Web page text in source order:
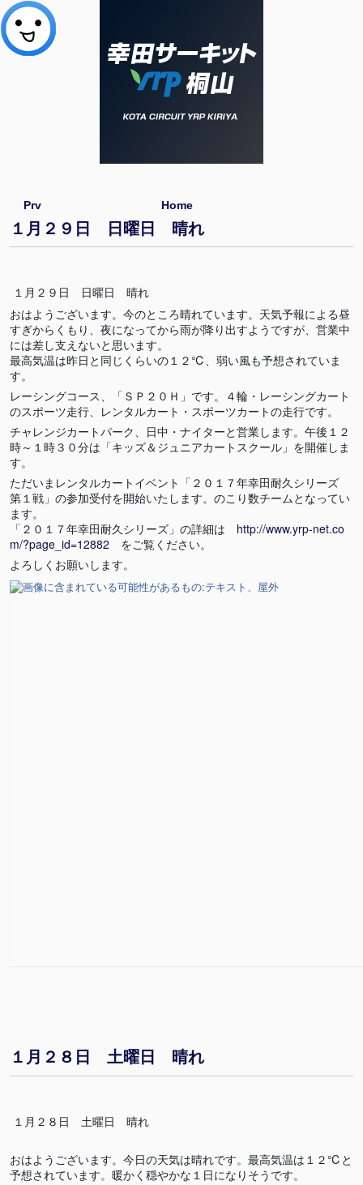
Prv Home
１月２９日 日曜日 晴れ
１月２９日 日曜日 晴れ
おはようございます。今のところ晴れています。天気予報による昼
すぎからくもり、夜になってから雨が降り出すようですが、営業中
には差し支えないと思います。
最高気温は昨日と同じくらいの１２℃、弱い風も予想されていま
す。
レーシングコース、「ＳＰ２０Ｈ」です。４輪・レーシングカート
のスポーツ走行、レンタルカート・スポーツカートの走行です。
チャレンジカートパーク、日中・ナイターと営業します。午後１２
時～１時３０分は「キッズ＆ジュニアカートスクール」を開催しま
す。
ただいまレンタルカートイベント「２０１７年幸田耐久シリーズ
第１戦」の参加受付を開始いたします。のこり数チームとなってい
ます。
「２０１７年幸田耐久シリーズ」の詳細は http://www.yrp-net.co
m/?page_id=12882 をご覧ください。
よろしくお願いします。
１月２８日 土曜日 晴れ
１月２８日 土曜日 晴れ
おはようございます。今日の天気は晴れです。最高気温は１２℃と
予想されています。暖かく穏やかな１日になりそうです。